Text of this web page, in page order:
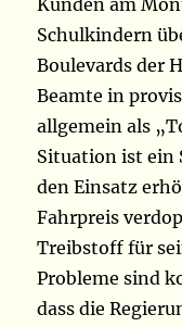
Kunden am
Schulkindern
Boulevards der
Beamte in
allgemein als
Situation ist ein
den Einsatz
Fahrpreis
Treibstoff für
Probleme sind
dass die